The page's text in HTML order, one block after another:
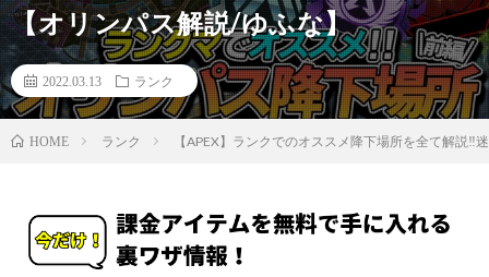
【オリンパス解説/ゆふな】
2022.03.13 ランク
HOME ランク 【APEX】ランクでのオススメ降下場所を全て解説